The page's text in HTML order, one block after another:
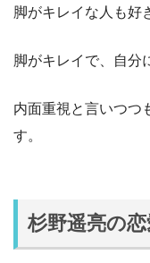
脚がキレイな人も好
脚がキレイで、自分
内面重視と言いつつ
す。
杉野遥亮の